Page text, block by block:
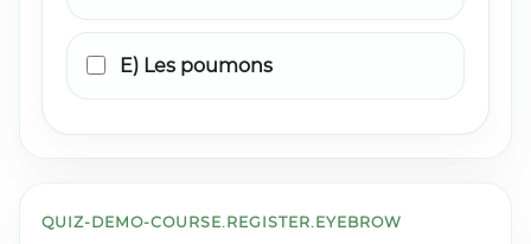
E) Les poumons
QUIZ-DEMO-COURSE.REGISTER.EYEBROW